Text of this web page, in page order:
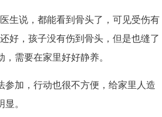
说，都能看到骨头了，可见受伤有
好， 孩子没有伤到骨头，但是也缝了
需要在家里好好静养。
加，行动也很不方便，给家里人造
。